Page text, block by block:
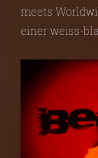
meets
einer weiss-